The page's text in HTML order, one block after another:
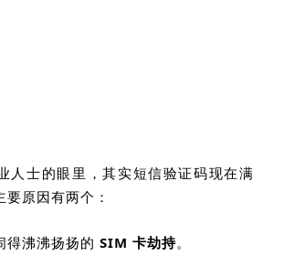
人士的眼里，其实短信验证码现在满